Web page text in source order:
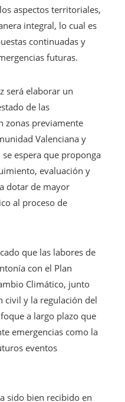
aspectos territoriales,
integral, lo cual es
continuadas y
futuras.
será elaborar un
de las
zonas previamente
Valenciana y
espera que proponga
evaluación y
dotar de mayor
al proceso de
que las labores de
con el Plan
Climático, junto
civil y la regulación del
a largo plazo que
emergencias como la
eventos
sido bien recibido en